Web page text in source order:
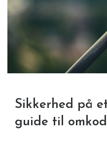
Sikkerhed på
guide til